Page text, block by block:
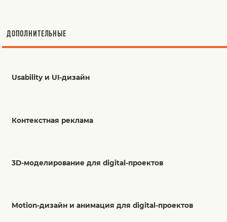
ДОПОЛНИТЕЛЬНЫЕ
Usability и UI-дизайн
Контекстная реклама
3D-моделирование для digital-проектов
Motion-дизайн и анимация для digital-проектов